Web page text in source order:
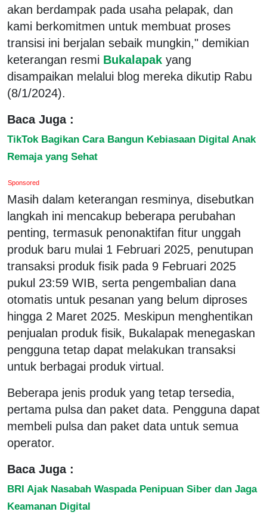
akan berdampak pada usaha pelapak, dan
kami berkomitmen untuk membuat proses
transisi ini berjalan sebaik mungkin," demikian
keterangan resmi Bukalapak yang
disampaikan melalui blog mereka dikutip Rabu
(8/1/2024).
Baca Juga :
TikTok Bagikan Cara Bangun Kebiasaan Digital Anak
Remaja yang Sehat
Sponsored
Masih dalam keterangan resminya, disebutkan
langkah ini mencakup beberapa perubahan
penting, termasuk penonaktifan fitur unggah
produk baru mulai 1 Februari 2025, penutupan
transaksi produk fisik pada 9 Februari 2025
pukul 23:59 WIB, serta pengembalian dana
otomatis untuk pesanan yang belum diproses
hingga 2 Maret 2025. Meskipun menghentikan
penjualan produk fisik, Bukalapak menegaskan
pengguna tetap dapat melakukan transaksi
untuk berbagai produk virtual.
Beberapa jenis produk yang tetap tersedia,
pertama pulsa dan paket data. Pengguna dapat
membeli pulsa dan paket data untuk semua
operator.
Baca Juga :
BRI Ajak Nasabah Waspada Penipuan Siber dan Jaga
Keamanan Digital